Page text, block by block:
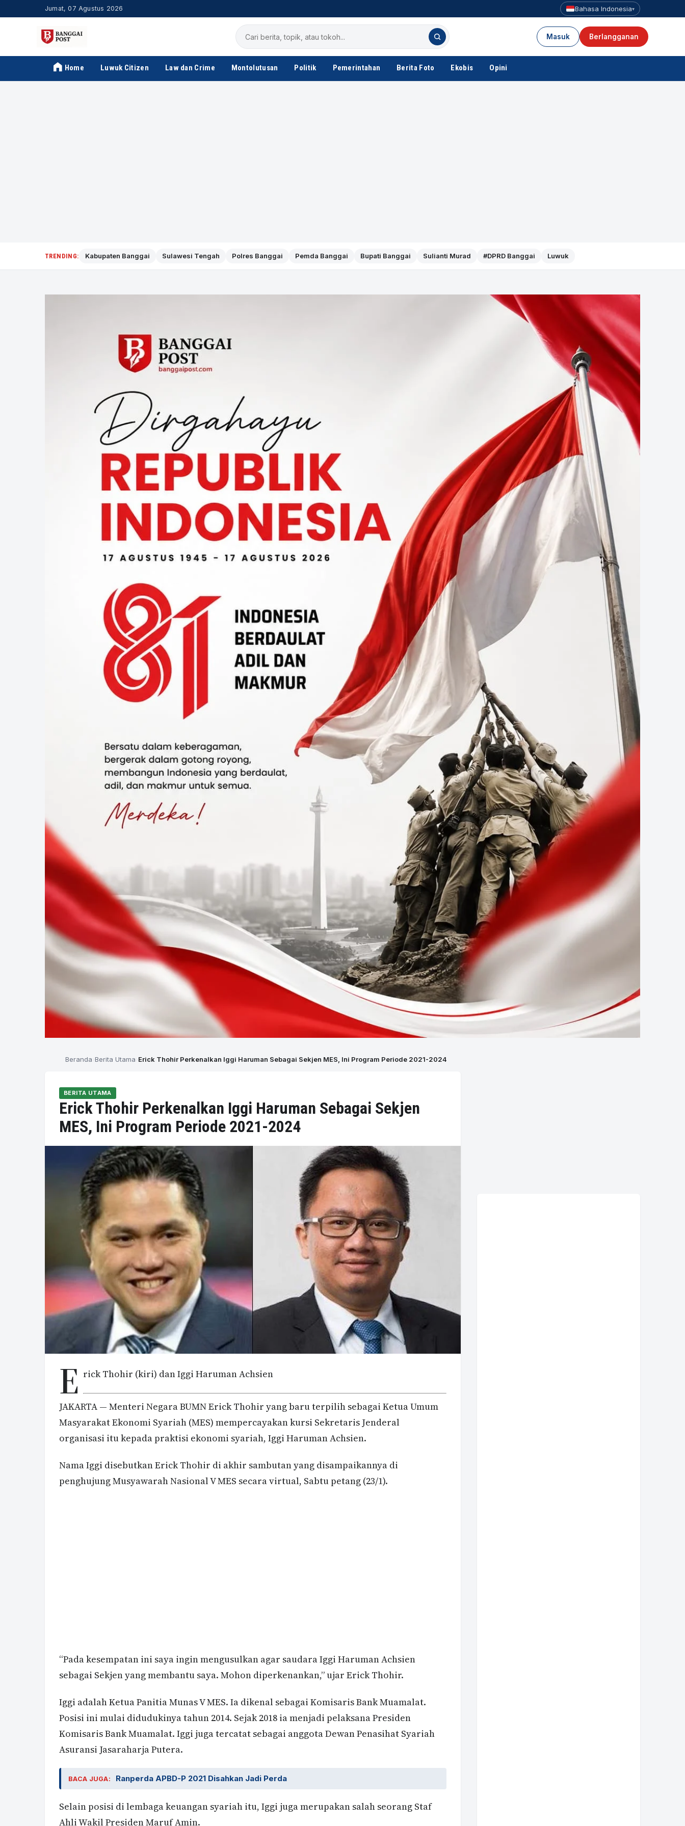
Jumat, 07 Agustus 2026 Bahasa Indonesia▾
Cari
berita
Masuk Berlangganan
Home Luwuk Citizen Law dan Crime Montolutusan Politik Pemerintahan Berita Foto Ekobis Opini
TRENDING: Kabupaten Banggai Sulawesi Tengah Polres Banggai Pemda Banggai Bupati Banggai Sulianti Murad #DPRD Banggai Luwuk
Beranda Berita Utama Erick Thohir Perkenalkan Iggi Haruman Sebagai Sekjen MES, Ini Program Periode 2021-2024
BERITA UTAMA
Erick Thohir Perkenalkan Iggi Haruman Sebagai Sekjen
MES, Ini Program Periode 2021-2024
E rick Thohir (kiri) dan Iggi Haruman Achsien
JAKARTA — Menteri Negara BUMN Erick Thohir yang baru terpilih sebagai Ketua Umum
Masyarakat Ekonomi Syariah (MES) mempercayakan kursi Sekretaris Jenderal
organisasi itu kepada praktisi ekonomi syariah, Iggi Haruman Achsien.
Nama Iggi disebutkan Erick Thohir di akhir sambutan yang disampaikannya di
penghujung Musyawarah Nasional V MES secara virtual, Sabtu petang (23/1).
“Pada kesempatan ini saya ingin mengusulkan agar saudara Iggi Haruman Achsien
sebagai Sekjen yang membantu saya. Mohon diperkenankan,” ujar Erick Thohir.
Iggi adalah Ketua Panitia Munas V MES. Ia dikenal sebagai Komisaris Bank Muamalat.
Posisi ini mulai didudukinya tahun 2014. Sejak 2018 ia menjadi pelaksana Presiden
Komisaris Bank Muamalat. Iggi juga tercatat sebagai anggota Dewan Penasihat Syariah
Asuransi Jasaraharja Putera.
BACA JUGA: Ranperda APBD-P 2021 Disahkan Jadi Perda
Selain posisi di lembaga keuangan syariah itu, Iggi juga merupakan salah seorang Staf
Ahli Wakil Presiden Maruf Amin.